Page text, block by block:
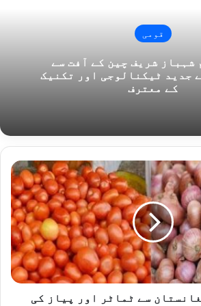
قومی
شہباز شریف چین کے آفت سے
جدید ٹیکنالوجی اور تکنیک
کے معترف
سے ٹماٹر اور پیاز کی